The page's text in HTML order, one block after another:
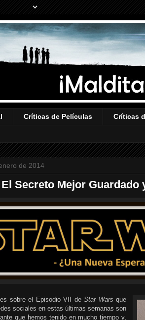
Críticas de Películas Críticas
de 2014
Secreto Mejor Guardado
sobre el Episodio VII de Star Wars que
sociales en estas últimas semanas son
que hemos tenido en mucho tiempo y,